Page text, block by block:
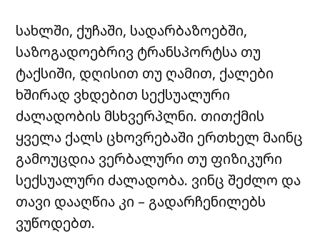
სახლში, ქუჩაში, სადარბაზოებში,
საზოგადოებრივ ტრანსპორტსა თუ
ტაქსიში, დღისით თუ ღამით, ქალები
ხშირად ვხდებით სექსუალური
ძალადობის მსხვერპლნი. თითქმის
ყველა ქალს ცხოვრებაში ერთხელ მაინც
გამოუცდია ვერბალური თუ ფიზიკური
სექსუალური ძალადობა. ვინც შეძლო და
თავი დააღწია კი – გადარჩენილებს
ვუწოდებთ.